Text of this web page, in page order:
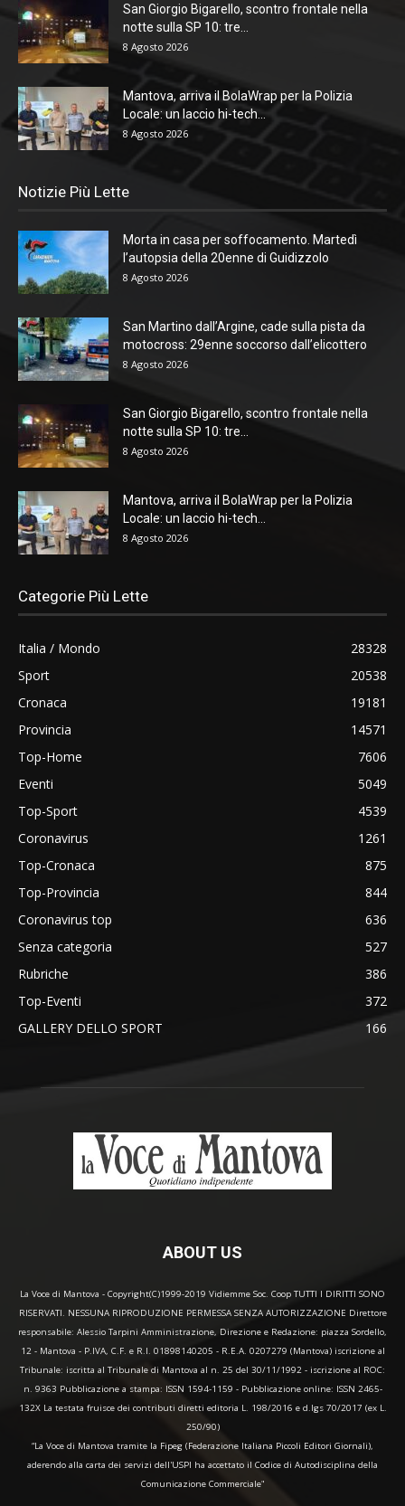
San Giorgio Bigarello, scontro frontale nella
notte sulla SP 10: tre...
8 Agosto 2026
Mantova, arriva il BolaWrap per la Polizia
Locale: un laccio hi-tech...
8 Agosto 2026
Notizie Più Lette
Morta in casa per soffocamento. Martedì
l’autopsia della 20enne di Guidizzolo
8 Agosto 2026
San Martino dall’Argine, cade sulla pista da
motocross: 29enne soccorso dall’elicottero
8 Agosto 2026
San Giorgio Bigarello, scontro frontale nella
notte sulla SP 10: tre...
8 Agosto 2026
Mantova, arriva il BolaWrap per la Polizia
Locale: un laccio hi-tech...
8 Agosto 2026
Categorie Più Lette
Italia / Mondo
28328
Sport
20538
Cronaca
19181
Provincia
14571
Top-Home
7606
Eventi
5049
Top-Sport
4539
Coronavirus
1261
Top-Cronaca
875
Top-Provincia
844
Coronavirus top
636
Senza categoria
527
Rubriche
386
Top-Eventi
372
GALLERY DELLO SPORT
166
ABOUT US
La Voce di Mantova - Copyright(C)1999-2019 Vidiemme Soc. Coop TUTTI I DIRITTI SONO
RISERVATI. NESSUNA RIPRODUZIONE PERMESSA SENZA AUTORIZZAZIONE Direttore
responsabile: Alessio Tarpini Amministrazione, Direzione e Redazione: piazza Sordello,
12 - Mantova - P.IVA, C.F. e R.I. 01898140205 - R.E.A. 0207279 (Mantova) iscrizione al
Tribunale: iscritta al Tribunale di Mantova al n. 25 del 30/11/1992 - iscrizione al ROC:
n. 9363 Pubblicazione a stampa: ISSN 1594-1159 - Pubblicazione online: ISSN 2465-
132X La testata fruisce dei contributi diretti editoria L. 198/2016 e d.lgs 70/2017 (ex L.
250/90)
“La Voce di Mantova tramite la Fipeg (Federazione Italiana Piccoli Editori Giornali),
aderendo alla carta dei servizi dell'USPI ha accettato il Codice di Autodisciplina della
Comunicazione Commerciale"